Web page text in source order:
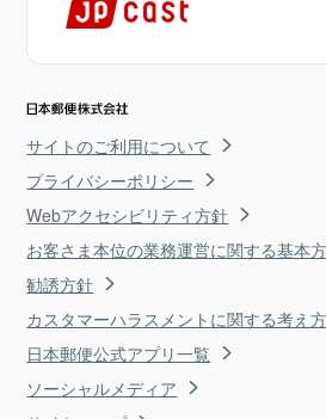
サイトのご利用について
プライバシーポリシー
Webアクセシビリティ方針
お客さま本位の業務運営に関する基本
勧誘方針
カスタマーハラスメントに関する考え方
日本郵便公式アプリ一覧
ソーシャルメディア